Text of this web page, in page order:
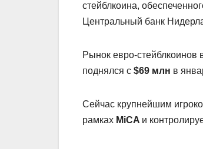
стейблкоина,
Центральный банк
Рынок евро-
поднялся с $69 млн в
Сейчас крупнейшим
рамках MiCA и